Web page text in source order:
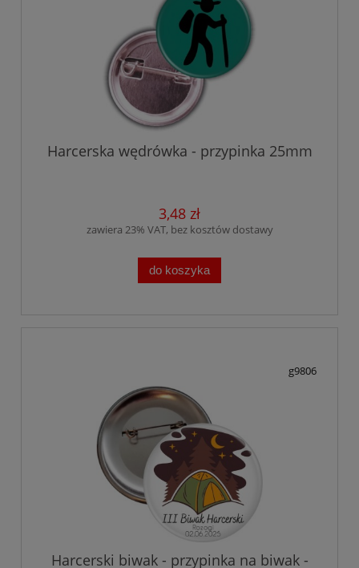
Harcerska wędrówka - przypinka 25mm
3,48 zł
zawiera 23% VAT, bez kosztów dostawy
do koszyka
g9806
Harcerski biwak - przypinka na biwak -